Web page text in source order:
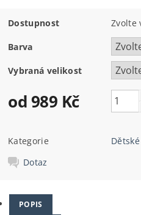
Dostupnost Zvolte
Barva
Vybraná velikost
od 989 Kč
Kategorie
Dotaz
POPIS